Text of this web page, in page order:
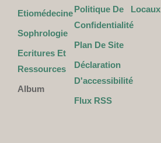
Etiomédecine
Sophrologie
Ecritures Et
Ressources
Album
Politique De
Confidentialité
Plan De Site
Déclaration
D'accessibilité
Flux RSS
Locaux